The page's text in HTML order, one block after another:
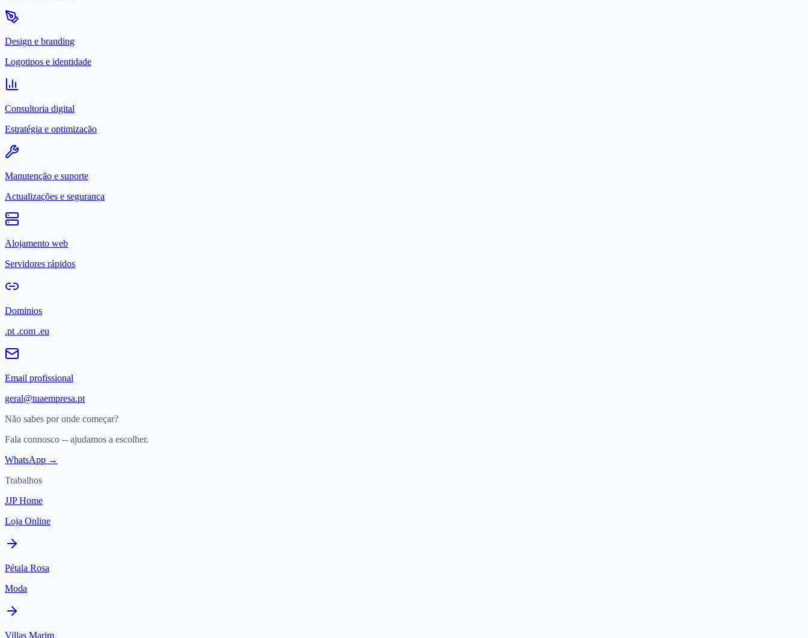
Design e branding
Logotipos e identidade
Consultoria digital
Estratégia e optimização
Manutenção e suporte
Actualizações e segurança
Alojamento web
Servidores rápidos
Dominios
.pt .com .eu
Email profissional
geral@tuaempresa.pt
Não sabes por onde começar?
Fala connosco -- ajudamos a escolher.
WhatsApp →
Trabalhos
JJP Home
Loja Online
Pétala Rosa
Moda
Villas Marim